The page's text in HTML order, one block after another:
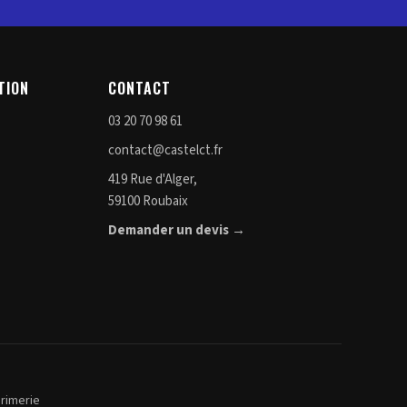
CONTACT
03 20 70 98 61
contact@castelct.fr
419 Rue d'Alger,
59100 Roubaix
Demander un devis →